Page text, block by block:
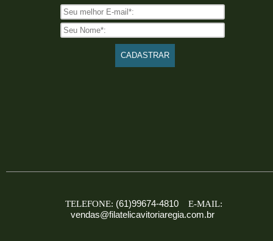
TELEFONE: (61)99674-4810 E-MAIL:
vendas@filatelicavitoriaregia.com.br